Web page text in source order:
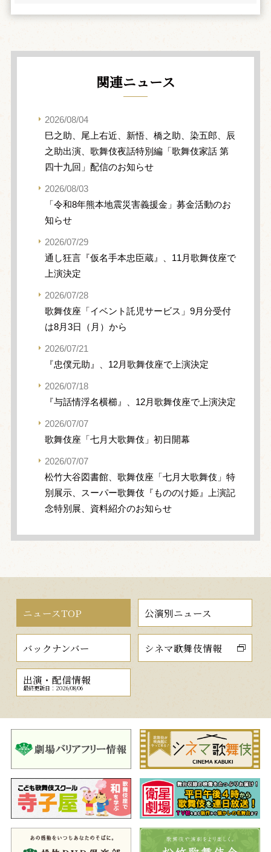
関連ニュース
2026/08/04
巳之助、尾上右近、新悟、橋之助、染五郎、辰
之助出演、歌舞伎夜話特別編「歌舞伎家話 第
四十九回」配信のお知らせ
2026/08/03
「令和8年熊本地震災害義援金」募金活動のお
知らせ
2026/07/29
通し狂言『仮名手本忠臣蔵』、11月歌舞伎座で
上演決定
2026/07/28
歌舞伎座「イベント託児サービス」9月分受付
は8月3日（月）から
2026/07/21
『忠僕元助』、12月歌舞伎座で上演決定
2026/07/18
『与話情浮名横櫛』、12月歌舞伎座で上演決定
2026/07/07
歌舞伎座「七月大歌舞伎」初日開幕
2026/07/07
松竹大谷図書館、歌舞伎座「七月大歌舞伎」特
別展示、スーパー歌舞伎『もののけ姫』上演記
念特別展、資料紹介のお知らせ
ニュースTOP 公演別ニュース
バックナンバー シネマ歌舞伎情報
出演・配信情報
最終更新日：2026/08/06